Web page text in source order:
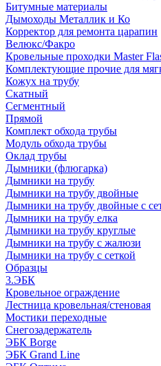
Битумные материалы
Дымоходы Металлик и Ко
Корректор для ремонта царапин
Велюкс/Факро
Кровельные проходки Master
Комплектующие прочие для
Кожух на трубу
Скатный
Сегментный
Прямой
Комплект обхода трубы
Модуль обхода трубы
Оклад трубы
Дымники (флюгарка)
Дымники на трубу
Дымники на трубу двoйные
Дымники на трубу двoйные с
Дымники на трубу елка
Дымники на трубу круглые
Дымники на трубу с жалюзи
Дымники на трубу с сеткой
Образцы
3.ЭБК
Кровельное ограждение
Лестница кровельная/стеновая
Мостики переходные
Снегозадержатель
ЭБК Borge
ЭБК Grand Line